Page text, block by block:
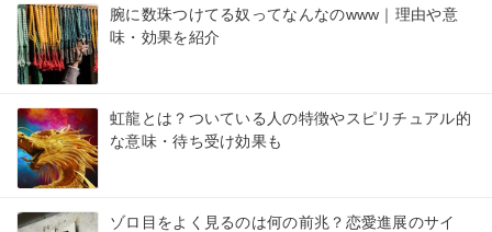
腕に数珠つけてる奴ってなんなのwww｜理由や意
味・効果を紹介
虹龍とは？ついている人の特徴やスピリチュアル的
な意味・待ち受け効果も
ゾロ目をよく見るのは何の前兆？恋愛進展のサイ